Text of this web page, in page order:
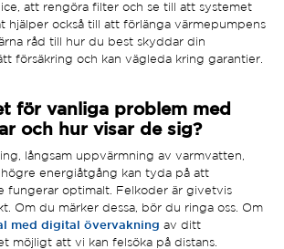
att rengöra filter och se till att systemet
hjälper också till att förlänga värmepumpens
råd till hur du best skyddar din
försäkring och kan vägleda kring garantier.
för vanliga problem med
och hur visar de sig?
långsam uppvärmning av varmvatten,
högre energiåtgång kan tyda på att
fungerar optimalt. Felkoder är givetvis
Om du märker dessa, bör du ringa oss. Om
med digital övervakning av ditt
möjligt att vi kan felsöka på distans.